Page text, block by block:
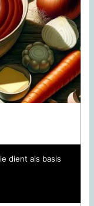
dient als basis